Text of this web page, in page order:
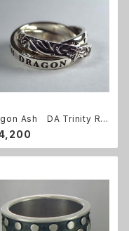
Ash DA Trinity Rin